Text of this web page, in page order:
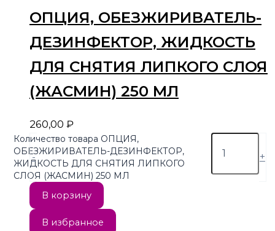
ОПЦИЯ, ОБЕЗЖИРИВАТЕЛЬ-
ДЕЗИНФЕКТОР, ЖИДКОСТЬ
ДЛЯ СНЯТИЯ ЛИПКОГО СЛОЯ
(ЖАСМИН) 250 МЛ
260,00 ₽
-
Количество товара ОПЦИЯ,
ОБЕЗЖИРИВАТЕЛЬ-ДЕЗИНФЕКТОР,
ЖИДКОСТЬ ДЛЯ СНЯТИЯ ЛИПКОГО
СЛОЯ (ЖАСМИН) 250 МЛ
+
В корзину
В избранное